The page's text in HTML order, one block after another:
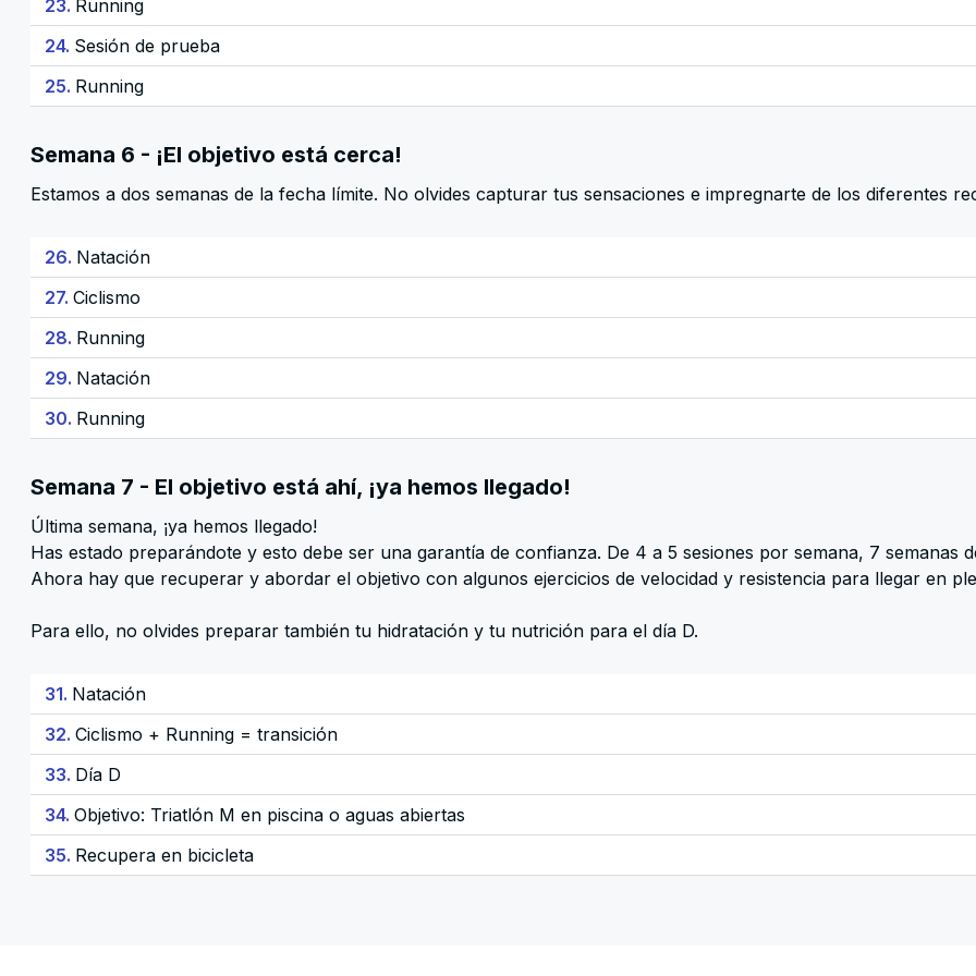
23. Running
24. Sesión de prueba
25. Running
Semana 6 - ¡El objetivo está cerca!
Estamos a dos semanas de la fecha límite. No olvides capturar tus sensaciones e impregnarte de los diferentes
26. Natación
27. Ciclismo
28. Running
29. Natación
30. Running
Semana 7 - El objetivo está ahí, ¡ya hemos llegado!
Última semana, ¡ya hemos llegado!
Has estado preparándote y esto debe ser una garantía de confianza. De 4 a 5 sesiones por semana, 7 semanas
Ahora hay que recuperar y abordar el objetivo con algunos ejercicios de velocidad y resistencia para llegar en
Para ello, no olvides preparar también tu hidratación y tu nutrición para el día D.
31. Natación
32. Ciclismo + Running = transición
33. Día D
34. Objetivo: Triatlón M en piscina o aguas abiertas
35. Recupera en bicicleta